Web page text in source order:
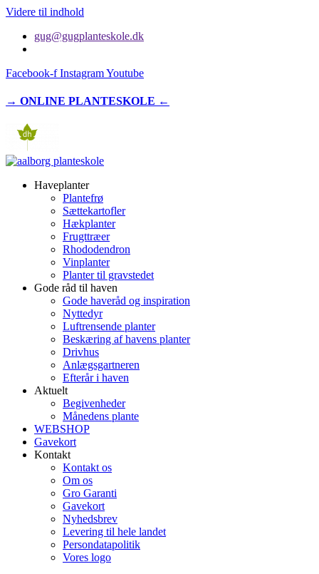
Videre til indhold
gug@gugplanteskole.dk
Facebook-f InstagramYoutube
→ ONLINE PLANTESKOLE ←
Haveplanter
Plantefrø
Sættekartofler
Hækplanter
Frugttræer
Rhododendron
Vinplanter
Planter til gravstedet
Gode råd til haven
Gode haveråd og inspiration
Nyttedyr
Luftrensende planter
Beskæring af havens planter
Drivhus
Anlægsgartneren
Efterår i haven
Aktuelt
Begivenheder
Månedens plante
WEBSHOP
Gavekort
Kontakt
Kontakt os
Om os
Gro Garanti
Gavekort
Nyhedsbrev
Levering til hele landet
Persondatapolitik
Vores logo